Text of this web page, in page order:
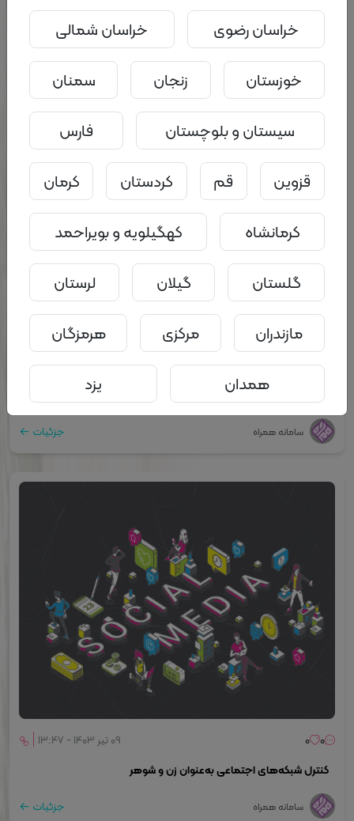
ارتباط روابط عاطفی و افسردگی در خانواده
0
0 ۰۷ آبان ۱۴۰۳ - ۱۰:۵۴
نارضایتی در ازدواج: دلایل، نشانه‌ها و راه‌های غلبه | بخش...
سامانه همراه جزئیات
0
0 ۰۹ تیر ۱۴۰۳ - ۱۳:۴۷
کنترل شبکه‌های اجتماعی به‌عنوان زن و شوهر
سامانه همراه جزئیات
خراسان رضوی
خراسان شمالی
خوزستان
زنجان
سمنان
سیستان و بلوچستان
فارس
قزوین
قم کردستان
کرمان
کرمانشاه
کهگیلویه و بویراحمد
گلستان
گیلان
لرستان
مازندران
مرکزی
هرمزگان
همدان
یزد